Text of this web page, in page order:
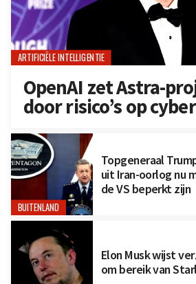
ARTIFICIËLE INTELLIGENTIE
OpenAI zet Astra-
door risico’s op
BUITENLAND
Topgeneraal
uit Iran-oorlog nu
de VS beperkt zijn
Elon Musk wijst
om bereik van